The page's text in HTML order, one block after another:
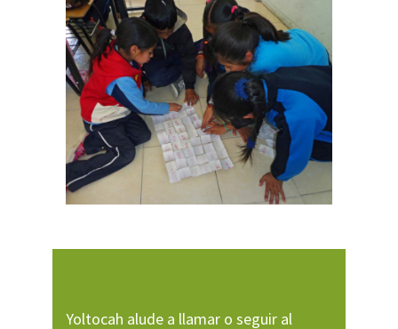
Yoltocah alude a llamar o seguir al